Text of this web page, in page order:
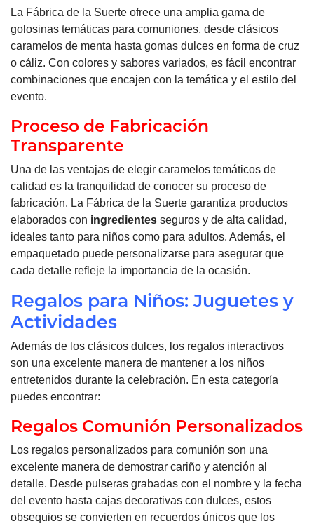
La Fábrica de la Suerte ofrece una amplia gama de
golosinas temáticas para comuniones, desde clásicos
caramelos de menta hasta gomas dulces en forma de cruz
o cáliz. Con colores y sabores variados, es fácil encontrar
combinaciones que encajen con la temática y el estilo del
evento.
Proceso de Fabricación
Transparente
Una de las ventajas de elegir caramelos temáticos de
calidad es la tranquilidad de conocer su proceso de
fabricación. La Fábrica de la Suerte garantiza productos
elaborados con ingredientes seguros y de alta calidad,
ideales tanto para niños como para adultos. Además, el
empaquetado puede personalizarse para asegurar que
cada detalle refleje la importancia de la ocasión.
Regalos para Niños: Juguetes y
Actividades
Además de los clásicos dulces, los regalos interactivos
son una excelente manera de mantener a los niños
entretenidos durante la celebración. En esta categoría
puedes encontrar:
Regalos Comunión Personalizados
Los regalos personalizados para comunión son una
excelente manera de demostrar cariño y atención al
detalle. Desde pulseras grabadas con el nombre y la fecha
del evento hasta cajas decorativas con dulces, estos
obsequios se convierten en recuerdos únicos que los